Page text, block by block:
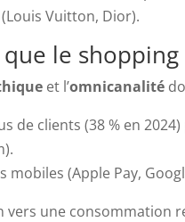
Vuitton, Dior).
que le
et l’omnicanalité
de clients (38 % en
mobiles (Apple Pay,
une consommation